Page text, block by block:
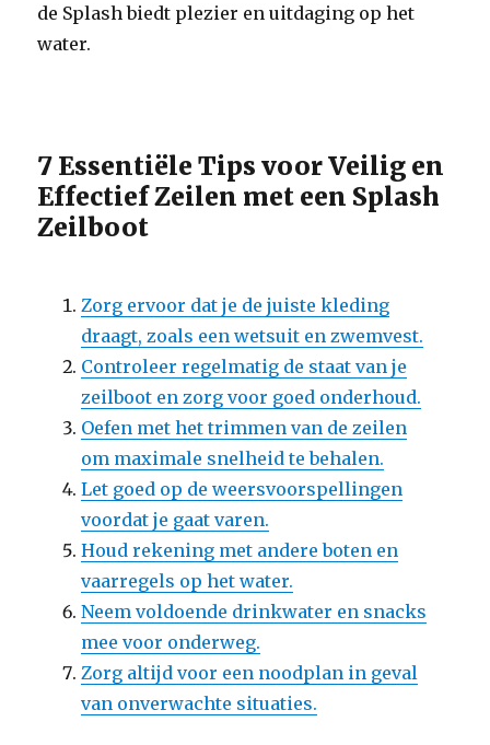
de Splash biedt plezier en uitdaging op het
water.
7 Essentiële Tips voor Veilig en
Effectief Zeilen met een Splash
Zeilboot
Zorg ervoor dat je de juiste kleding
draagt, zoals een wetsuit en zwemvest.
Controleer regelmatig de staat van je
zeilboot en zorg voor goed onderhoud.
Oefen met het trimmen van de zeilen
om maximale snelheid te behalen.
Let goed op de weersvoorspellingen
voordat je gaat varen.
Houd rekening met andere boten en
vaarregels op het water.
Neem voldoende drinkwater en snacks
mee voor onderweg.
Zorg altijd voor een noodplan in geval
van onverwachte situaties.